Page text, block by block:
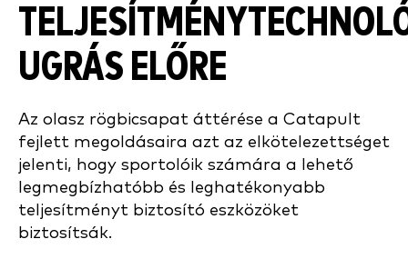
UGRÁS ELŐRE
Az olasz rögbicsapat áttérése a Catapult
fejlett megoldásaira azt az elkötelezettséget
jelenti, hogy sportolóik számára a lehető
legmegbízhatóbb és leghatékonyabb
teljesítményt biztosító eszközöket
biztosítsák.